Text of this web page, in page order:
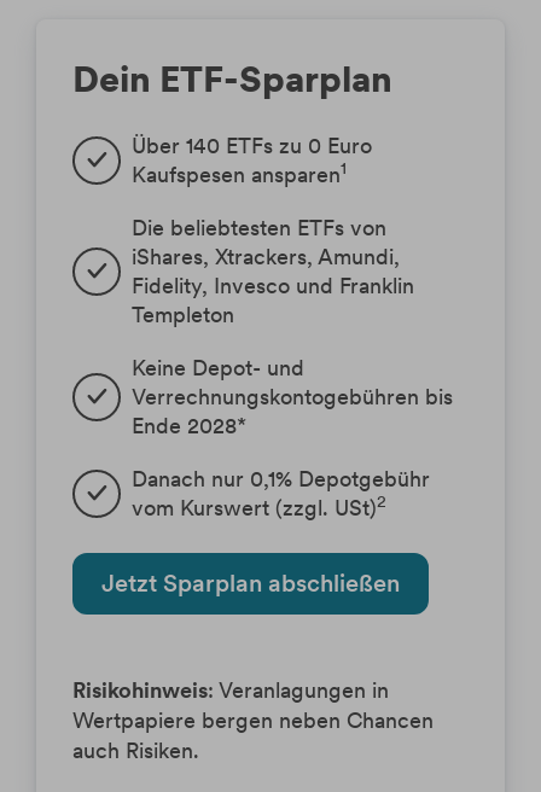
Dein ETF-Sparplan
Über 140 ETFs zu 0 Euro
Kaufspesen ansparen1
Die beliebtesten ETFs von
iShares, Xtrackers, Amundi,
Fidelity, Invesco und Franklin
Templeton
Keine Depot- und
Verrechnungskontogebühren bis
Ende 2028*
Danach nur 0,1% Depotgebühr
vom Kurswert (zzgl. USt)2
Jetzt Sparplan abschließen
Risikohinweis: Veranlagungen in
Wertpapiere bergen neben Chancen
auch Risiken.